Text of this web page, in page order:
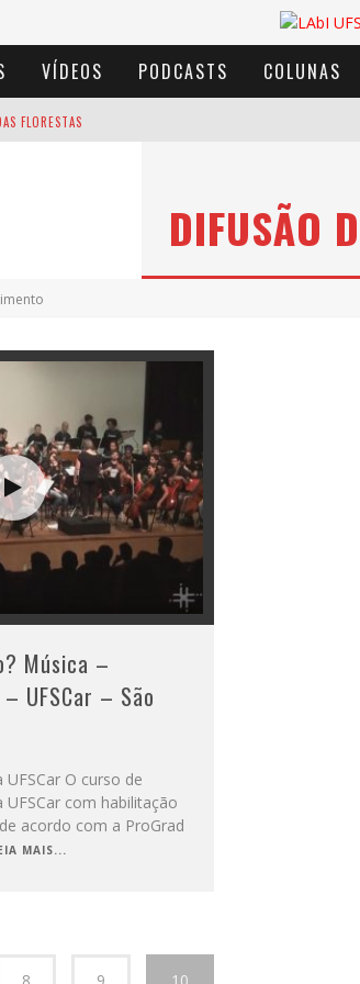
VÍDEOS PODCASTS COLUNAS
FLORESTAS
- A JAMAIS IMAGINADA AVENTURA COM OS MOINHOS DE
DIFUSÃO
Música –
UFSCar – São
O curso de
com habilitação
acordo com a ProGrad
MAIS...